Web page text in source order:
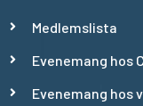
Medlemslista
Evenemang hos
Evenemang hos